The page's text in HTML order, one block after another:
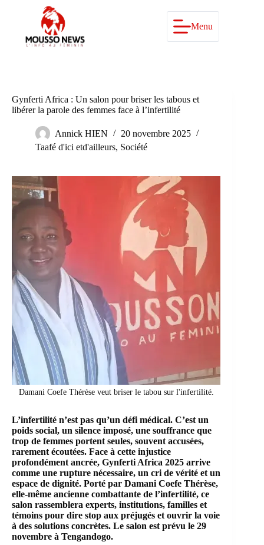
Menu
Gynferti Africa : Un salon pour briser les tabous et
libérer la parole des femmes face à l’infertilité
Annick HIEN
20 novembre 2025
Taafé d'ici etd'ailleurs, Société
Damani Coefe Thérèse veut briser le tabou sur l'infertilité.
L’infertilité n’est pas qu’un défi médical. C’est un
poids social, un silence imposé, une souffrance que
trop de femmes portent seules, souvent accusées,
rarement écoutées. Face à cette injustice
profondément ancrée, Gynferti Africa 2025 arrive
comme une rupture nécessaire, un cri de vérité et un
espace de dignité. Porté par Damani Coefe Thérèse,
elle-même ancienne combattante de l’infertilité, ce
salon rassemblera experts, institutions, familles et
témoins pour dire stop aux préjugés et ouvrir la voie
à des solutions concrètes. Le salon est prévu le 29
novembre à Tengandogo.